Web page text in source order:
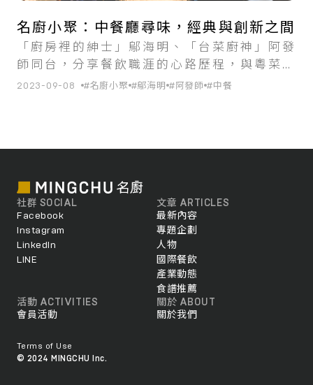
名廚小聚：中餐廳尋味，經典與創新之間
「廚房裡的紳士」鄔海明、「台菜廚神」阿發
師同台，分享餐飲職涯的心路歷程，與粵菜和
台菜如何在經典中萌發創新之舉。
2023-09-08 #名廚小聚 #鄔海明 #阿發師 #中餐
社群 SOCIAL
Facebook
Instagram
LinkedIn
LINE
文章 ARTICLES
最新內容
專題企劃
人物
國際餐飲
產業動態
食譜推薦
活動 ACTIVITIES
會員活動
關於 ABOUT
關於我們
Terms of Use
© 2024 MINGCHU Inc.